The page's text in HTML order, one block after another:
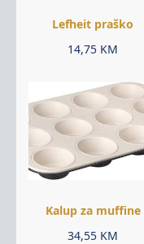
Lefheit praško
14,75 KM
Kalup za muffine
34,55 KM